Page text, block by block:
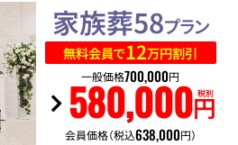
家族葬58プラン
無料会員で12万円割引
一般価格700,000円
580,000円
税別
会員価格（税込638,000円）